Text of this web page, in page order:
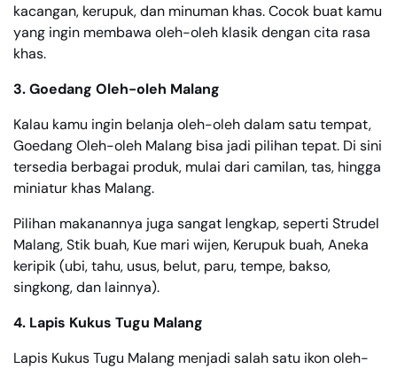
kacangan, kerupuk, dan minuman khas. Cocok buat kamu
yang ingin membawa oleh-oleh klasik dengan cita rasa
khas.
3. Goedang Oleh-oleh Malang
Kalau kamu ingin belanja oleh-oleh dalam satu tempat,
Goedang Oleh-oleh Malang bisa jadi pilihan tepat. Di sini
tersedia berbagai produk, mulai dari camilan, tas, hingga
miniatur khas Malang.
Pilihan makanannya juga sangat lengkap, seperti Strudel
Malang, Stik buah, Kue mari wijen, Kerupuk buah, Aneka
keripik (ubi, tahu, usus, belut, paru, tempe, bakso,
singkong, dan lainnya).
4. Lapis Kukus Tugu Malang
Lapis Kukus Tugu Malang menjadi salah satu ikon oleh-